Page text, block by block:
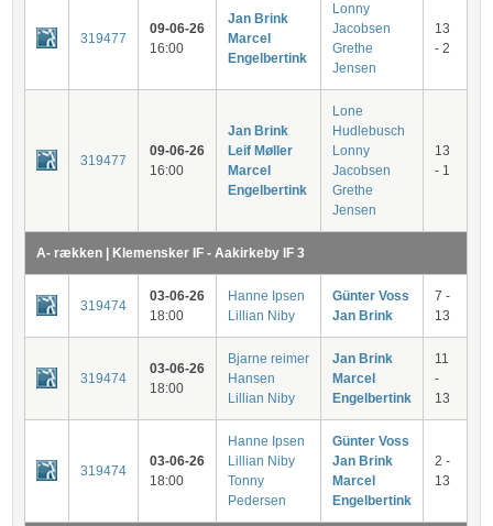
319477
09-06-26
16:00
Jan Brink
Marcel
Engelbertink
Lonny
Jacobsen
Grethe
Jensen
13
- 2
319477
09-06-26
16:00
Jan Brink
Leif Møller
Marcel
Engelbertink
Lone
Hudlebusch
Lonny
Jacobsen
Grethe
Jensen
13
- 1
A- rækken | Klemensker IF - Aakirkeby IF 3
319474
03-06-26
18:00
Hanne Ipsen
Lillian Niby
Günter Voss
Jan Brink
7 -
13
319474
03-06-26
18:00
Bjarne reimer
Hansen
Lillian Niby
Jan Brink
Marcel
Engelbertink
11
-
13
319474
03-06-26
18:00
Hanne Ipsen
Lillian Niby
Tonny
Pedersen
Günter Voss
Jan Brink
Marcel
Engelbertink
2 -
13